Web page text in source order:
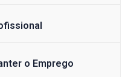
o Emprego